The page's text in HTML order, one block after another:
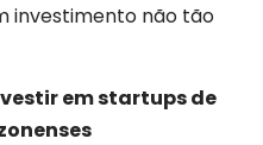
investimento não tão
em startups de